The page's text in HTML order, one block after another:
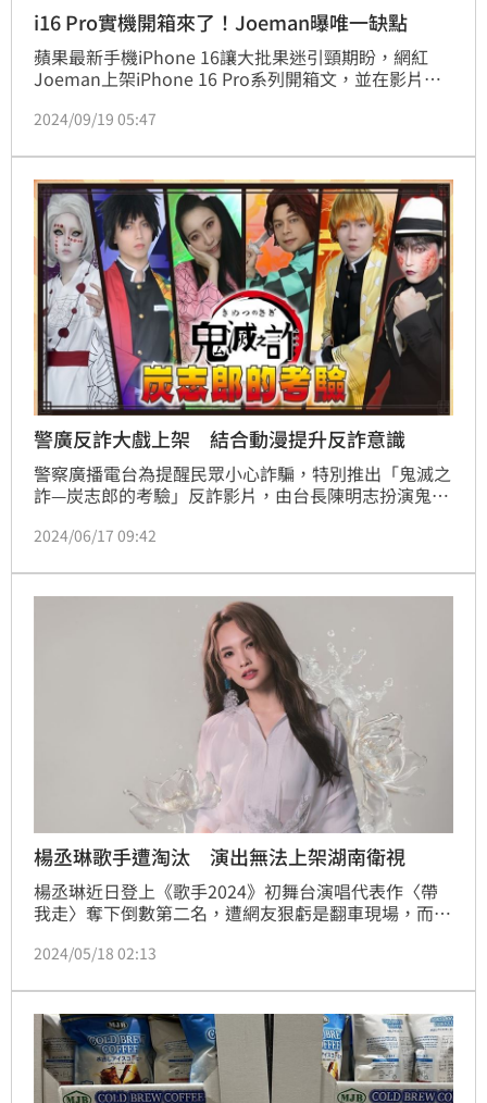
i16 Pro實機開箱來了！Joeman曝唯一缺點
蘋果最新手機iPhone 16讓大批果迷引頸期盼，網紅
Joeman上架iPhone 16 Pro系列開箱文，並在影片中
到唯一的缺點，就是「不支援快充」。
2024/09/19 05:47
警廣反詐大戲上架 結合動漫提升反詐意識
警察廣播電台為提醒民眾小心詐騙，特別推出「鬼滅之
詐—炭志郎的考驗」反詐影片，由台長陳明志扮演鬼滅
打擊反派詐騙集團的旅程。影片不僅結合時下流行的動
騙、假投資群組等手法，讓民眾吸收反詐騙知識。記者
莊淇鈞／台北報導
2024/06/17 09:42
楊丞琳歌手遭淘汰 演出無法上架湖南衛視
楊丞琳近日登上《歌手2024》初舞台演唱代表作〈帶
我走〉奪下倒數第二名，遭網友狠虧是翻車現場，而在
力圖雪恥，引來大眾期待，最終結果出爐，獲得第六名
演影片至今都沒上架湖南衛視電視台的官方YouTube，
理由也曝光了。蔡維歆
2024/05/18 02:13